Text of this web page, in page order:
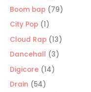
producto
Boom bap 7979
City Pop 11
producto
Cloud Rap 1313
productos
Dancehall 33
Digicore 1414
Drain 5454